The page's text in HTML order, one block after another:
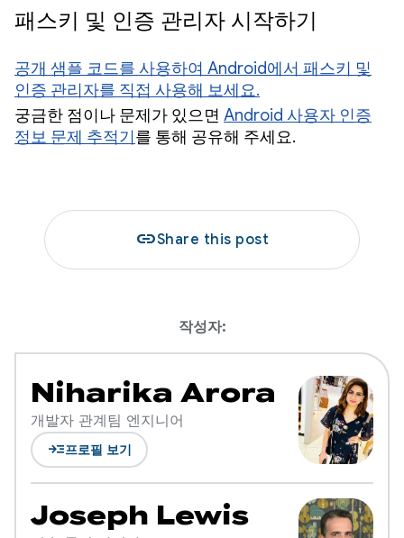
패스키 및 인증 관리자 시작하기
공개 샘플 코드를 사용하여 Android에서 패스키 및
인증 관리자를 직접 사용해 보세요.
궁금한 점이나 문제가 있으면 Android 사용자 인증
정보 문제 추적기를 통해 공유해 주세요.
linkShare this post
작성자:
Niharika Arora
개발자 관계팀 엔지니어
read_more프로필 보기
Joseph Lewis